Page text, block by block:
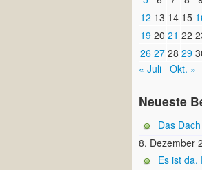
12 13 14 15
19 20 21 22
26 27 28 29
« Juli
Okt. »
Neueste
Das
8. Dezember
Es ist da.